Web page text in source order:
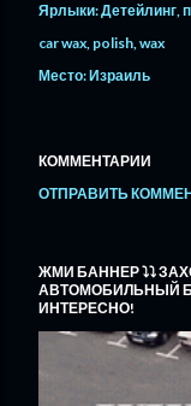
Ярлыки:Детейлинг
car wax polish wax
Место:Израиль
КОММЕНТАРИИ
ОТПРАВИТЬ
ЖМИ БАННЕР ⤵️⤵️
АВТОМОБИЛЬНЫЙ
ИНТЕРЕСНО!